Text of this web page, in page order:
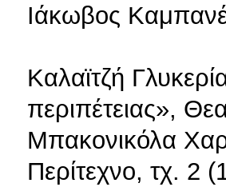
Ιάκωβος
Καλαϊτζή
περιπέτειας»,
Μπακονικόλα
Περίτεχνο, τχ. 2